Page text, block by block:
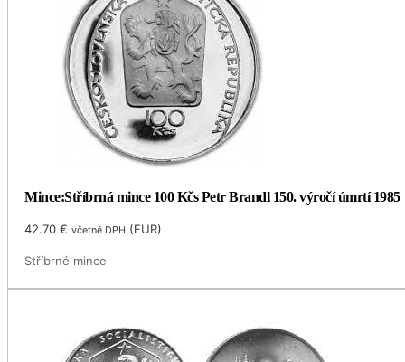
Mince:Stříbrná mince 100 Kčs Petr Brandl 150. výročí úmrtí 1985
42.70€ včetně DPH (EUR)
Stříbrné mince